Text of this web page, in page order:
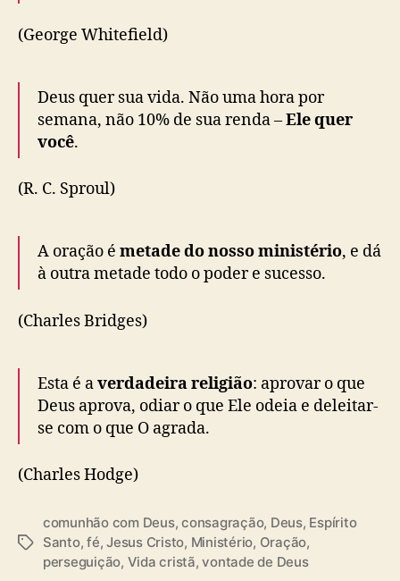
(George Whitefield)
Deus quer sua vida. Não uma hora por
semana, não 10% de sua renda –Ele quer
você.
(R. C. Sproul)
A oração é metade do nosso ministério, e dá
à outra metade todo o poder e sucesso.
(Charles Bridges)
Esta é averdadeira religião: aprovar o que
Deus aprova, odiar o que Ele odeia e deleitar-
se com o que O agrada.
(Charles Hodge)
T
comunhão com Deus,consagração, Deus, Espírito
Santo,fé,Jesus Cristo, Ministério, Oração,
perseguição, Vida cristã,vontade de Deus